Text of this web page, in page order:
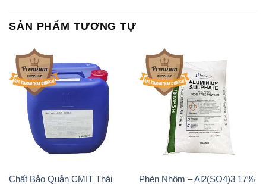
SẢN PHẨM TƯƠNG TỰ
Chất Bảo Quản CMIT Thái
Phèn Nhôm – Al2(SO4)3 17%